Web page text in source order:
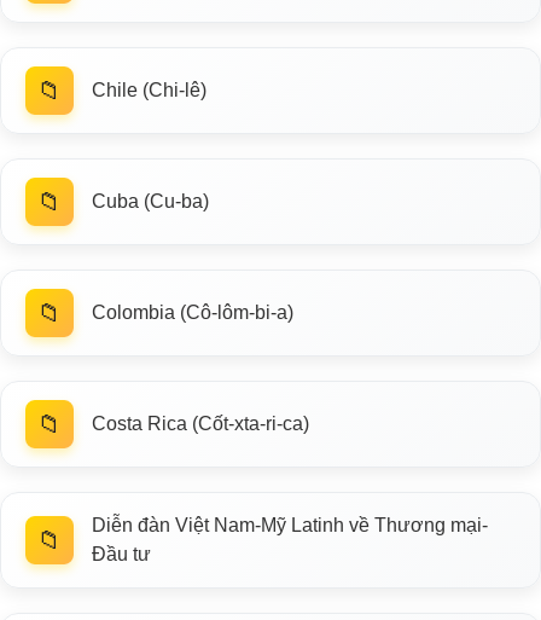
📁 Chile (Chi-lê)
📁 Cuba (Cu-ba)
📁 Colombia (Cô-lôm-bi-a)
📁 Costa Rica (Cốt-xta-ri-ca)
📁
Diễn đàn Việt Nam-Mỹ Latinh về Thương mại-
Đầu tư